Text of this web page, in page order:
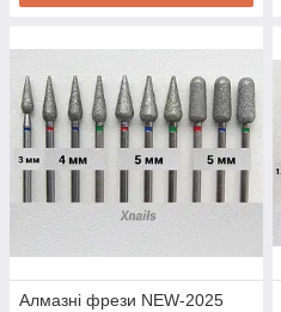
Алмазні фрези NEW-2025